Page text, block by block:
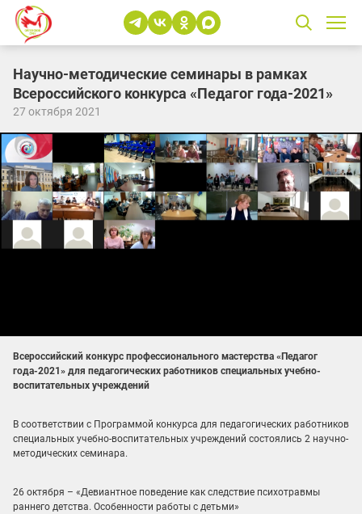
Научно-методические семинары в рамках
Всероссийского конкурса «Педагог года-2021»
27 октября 2021
Всероссийский конкурс профессионального мастерства «Педагог
года-2021» для педагогических работников специальных учебно-
воспитательных учреждений
В соответствии с Программой конкурса для педагогических работников
специальных учебно-воспитательных учреждений состоялись 2 научно-
методических семинара.
26 октября – «Девиантное поведение как следствие психотравмы
раннего детства. Особенности работы с детьми»